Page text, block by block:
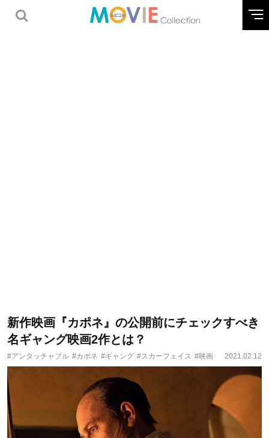
新作映画『カポネ』の公開前にチェックすべき
名ギャング映画2作とは？
#アンタッチャブル #カポネ #ギャング #スカーフェイス #映画 2021.02.12